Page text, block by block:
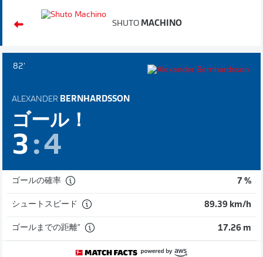
SHUTO MACHINO
82'
ALEXANDER BERNHARDSSON
ゴール！
3 :4
ゴールの確率 7 %
シュートスピード 89.39 km/h
ゴールまでの距離" 17.26 m